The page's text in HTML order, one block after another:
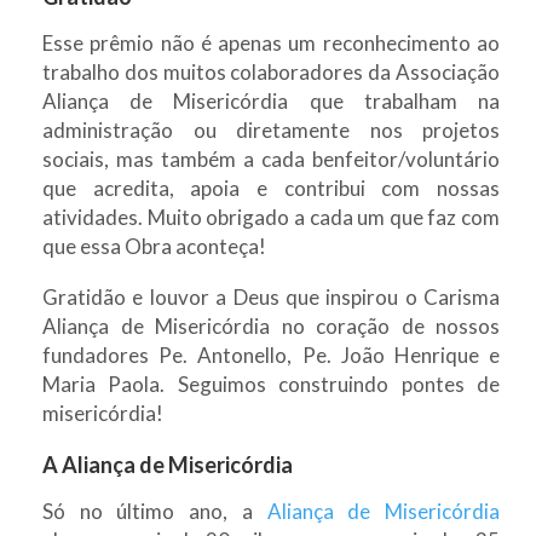
Esse prêmio não é apenas um reconhecimento ao
trabalho dos muitos colaboradores da Associação
Aliança de Misericórdia que trabalham na
administração ou diretamente nos projetos
sociais, mas também a cada benfeitor/voluntário
que acredita, apoia e contribui com nossas
atividades. Muito obrigado a cada um que faz com
que essa Obra aconteça!
Gratidão e louvor a Deus que inspirou o Carisma
Aliança de Misericórdia no coração de nossos
fundadores Pe. Antonello, Pe. João Henrique e
Maria Paola. Seguimos construindo pontes de
misericórdia!
A Aliança de Misericórdia
Só no último ano, a Aliança de Misericórdia